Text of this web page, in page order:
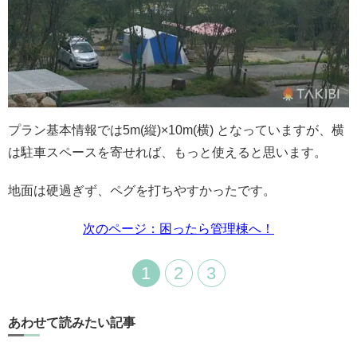
プラン基本情報では5m(縦)×10m(横) となっていますが、横
は駐車スペースを寄せれば、もっと使えると思います。
地面は硬過ぎず、ペグを打ちやすかったです。
次のページ：困ったら管理棟へ！
1 2 3
あわせて読みたい記事